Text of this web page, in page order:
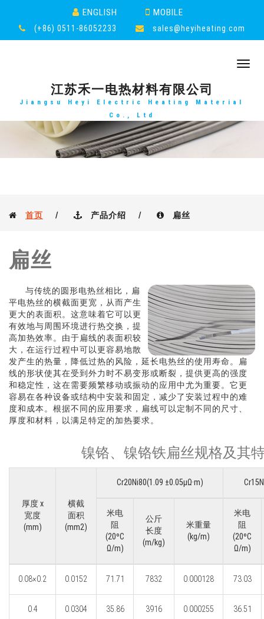
ENGLISH MOBILE
(+86) 0511-86052233 sales@heyiheating.com
江苏禾一电热材料有限公司
Jiangsu Heyi Electric Heating Material
Co., Ltd
首页 / 产品介绍 / 扁丝
扁丝
与传统的圆形电热丝相比，扁
平电热丝的横截面更宽，从而产生
更大的表面积。这意味着它可以更
有效地与周围环境进行热交换，提
高加热效率。由于扁线的表面积较
大，在运行过程中可以更容易地散
发产生的热量，降低过热的风险，延长电热丝的使用寿命。扁
线的形状使其在受到外力时不易变形或断裂，提供更高的强度
和稳定性，这在需要频繁移动或振动的应用中尤为重要。它更
容易在各种设备或结构中安装和固定，减少了安装过程中的难
度和成本。根据不同的应用要求，扁线可以定制不同的尺寸、
厚度和材料，以满足特定的加热要求。
镍铬、镍铬铁扁丝规格及其
厚度 x
宽度
(mm)
横截
面积
(mm2)
Cr20Ni80(1.09 ±0.05μΩ·m)
米电
阻
(20ºC
Ω/m)
公斤
长度
(m/kg)
米重量
(kg/m)
米电
阻
(20ºC
Ω/m)
0.08×0.2 0.0152 71.71 7832 0.000128 73.03
0.4 0.0304 35.86 3916 0.000255 36.51